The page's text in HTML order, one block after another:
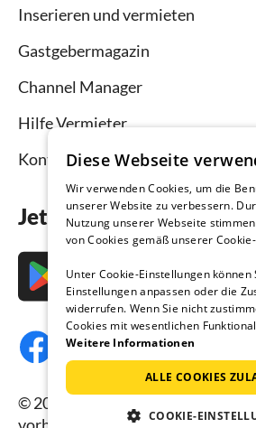
Inserieren und vermieten
Gastgebermagazin
Channel Manager
Hilfe Vermieter
Kontakt
Jetzt die App
© 2026 Ferienhausmiete.de, alle
Diese Webseite
Wir verwenden Cookies, um die
unserer Website zu verbessern.
Nutzung unserer Webseite
von Cookies gemäß unserer
Unter Cookie-Einstellungen können
Einstellungen anpassen oder die
widerrufen. Wenn Sie nicht
Cookies mit wesentlichen
Weitere Informationen
ALLE COOKIES
COOKIE-